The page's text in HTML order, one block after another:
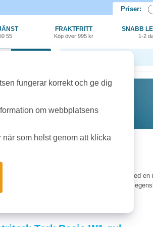
Priser:
55
FRAKTFRITT
Köp över 995 kr
SNABB
1-2
du kanske inte alltid tänker på det. Syftet med
Det här ställer vissa krav på produktens
fungerar korrekt och ge dig
om webbplatsens
som helst genom att klicka